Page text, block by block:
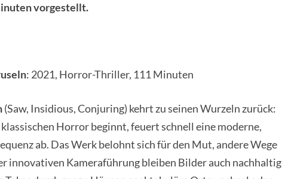
vorgestellt.
: 2021, Horror-Thriller, 111 Minuten
(Saw, Insidious, Conjuring) kehrt zu seinen Wurzeln zurück:
Horror beginnt, feuert schnell eine moderne,
ab. Das Werk belohnt sich für den Mut, andere Wege
innovativen Kameraführung bleiben Bilder auch nachhaltig